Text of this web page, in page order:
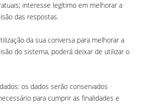
interesse legítimo em melhorar a
das respostas.
da sua conversa para melhorar a
do sistema, poderá deixar de utilizar o
os dados serão conservados
para cumprir as finalidades e